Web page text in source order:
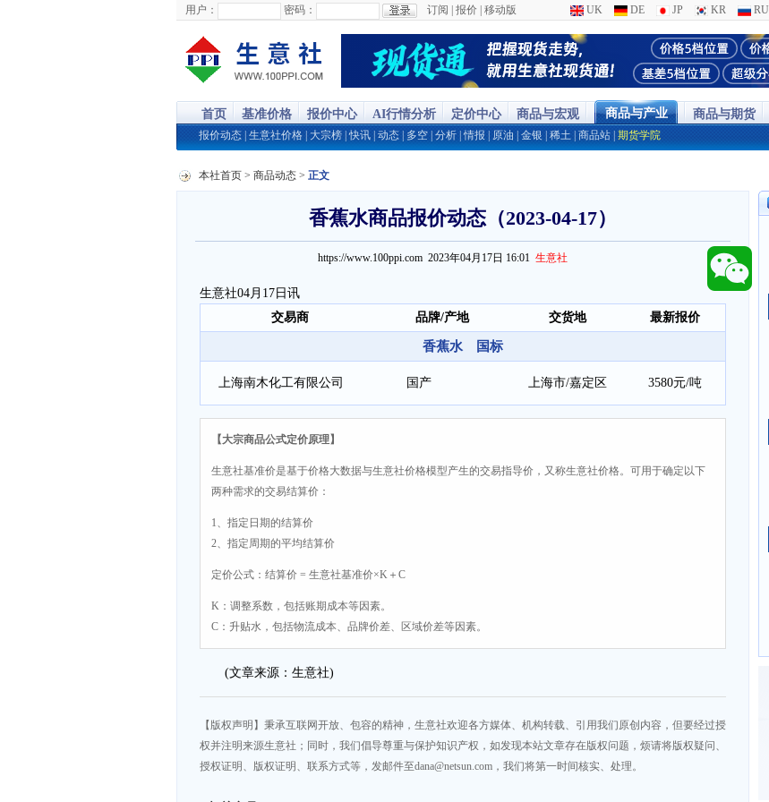
用户： 密码： 订阅 报价 移动版 UK DE JP KR RU
首页 基准价格 报价中心 AI行情分析 定价中心 商品与宏观 商品与产业 商品与期货
报价动态 生意社价格 大宗榜 |快讯 动态 多空 分析 |情报 原油 金银 稀土 商品站 期货学院
本社首页 > 商品动态 > 正文
香蕉水商品报价动态（2023-04-17）
https://www.100ppi.com 2023年04月17日 16:01 生意社
生意社04月17日讯
交易商
品牌/产地 交货地 最新报价
香蕉水 国标
上海南木化工有限公司 国产 上海市/嘉定区 3580元/吨
【大宗商品公式定价原理】
生意社基准价是基于价格大数据与生意社价格模型产生的交易指导价，又称生意社价格。可用于确定以下
两种需求的交易结算价：
1、指定日期的结算价
2、指定周期的平均结算价
定价公式：结算价 = 生意社基准价×K＋C
K：调整系数，包括账期成本等因素。
C：升贴水，包括物流成本、品牌价差、区域价差等因素。
(文章来源：生意社)
【版权声明】秉承互联网开放、包容的精神，生意社欢迎各方媒体、机构转载、引用我们原创内容，但要经过授
权并注明来源生意社；同时，我们倡导尊重与保护知识产权，如发现本站文章存在版权问题，烦请将版权疑问、
授权证明、版权证明、联系方式等，发邮件至dana@netsun.com，我们将第一时间核实、处理。